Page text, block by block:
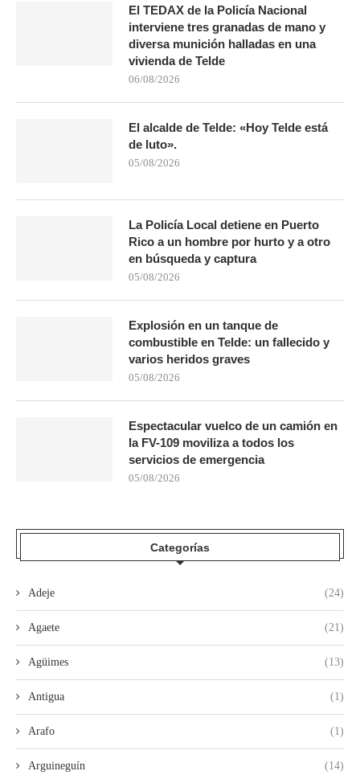
El TEDAX de la Policía Nacional
interviene tres granadas de mano y
diversa munición halladas en una
vivienda de Telde
06/08/2026
El alcalde de Telde: «Hoy Telde está
de luto».
05/08/2026
La Policía Local detiene en Puerto
Rico a un hombre por hurto y a otro
en búsqueda y captura
05/08/2026
Explosión en un tanque de
combustible en Telde: un fallecido y
varios heridos graves
05/08/2026
Espectacular vuelco de un camión en
la FV-109 moviliza a todos los
servicios de emergencia
05/08/2026
Categorías
Adeje (24)
Agaete (21)
Agüimes (13)
Antigua (1)
Arafo (1)
Arguineguín (14)